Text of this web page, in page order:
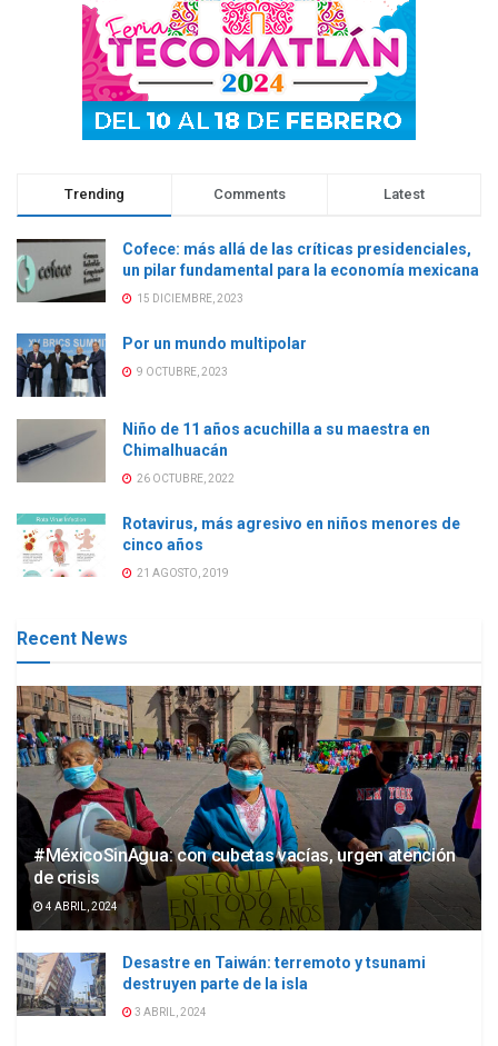
Trending Comments Latest
Cofece: más allá de las críticas presidenciales,
un pilar fundamental para la economía mexicana
15 DICIEMBRE, 2023
Por un mundo multipolar
9 OCTUBRE, 2023
Niño de 11 años acuchilla a su maestra en
Chimalhuacán
26 OCTUBRE, 2022
Rotavirus, más agresivo en niños menores de
cinco años
21 AGOSTO, 2019
Recent News
#MéxicoSinAgua: con cubetas vacías, urgen atención
de crisis
4 ABRIL, 2024
Desastre en Taiwán: terremoto y tsunami
destruyen parte de la isla
3 ABRIL, 2024